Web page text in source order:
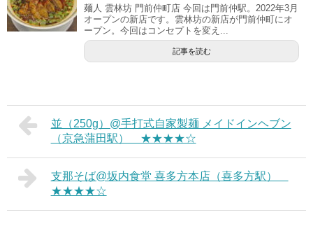
麺人 雲林坊 門前仲町店 今回は門前仲駅。2022年3月
オープンの新店です。雲林坊の新店が門前仲町にオ
ープン。今回はコンセプトを変え...
記事を読む
並（250g）@手打式自家製麺 メイドインヘブン
（京急蒲田駅） ★★★★☆
支那そば@坂内食堂 喜多方本店（喜多方駅）
★★★★☆